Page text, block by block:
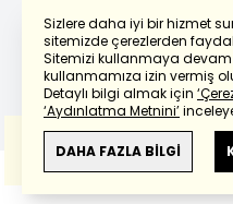
Sizlere daha iyi bir hizmet
sitemizde çerezlerden
Sitemizi kullanmaya devam
kullanmamıza izin vermiş
Detaylı bilgi almak için
‘Aydınlatma Metnini’
DAHA FAZLA BİLGİ
Powered by
Bu çevirideGoogle
Anlam ve çeviri hatalarından
sorumlu değildir.